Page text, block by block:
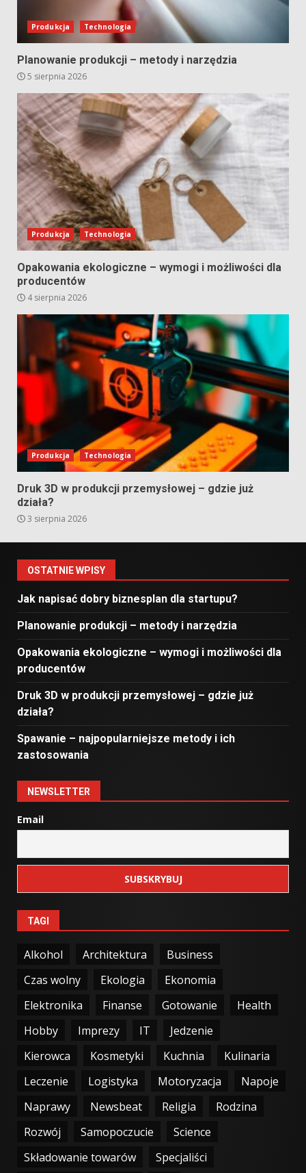
Produkcja Technologia
Planowanie produkcji – metody i narzędzia
5 sierpnia 2026
Produkcja Technologia
Opakowania ekologiczne – wymogi i możliwości dla
producentów
4 sierpnia 2026
Produkcja Technologia
Druk 3D w produkcji przemysłowej – gdzie już
działa?
3 sierpnia 2026
OSTATNIE WPISY
Jak napisać dobry biznesplan dla startupu?
Planowanie produkcji – metody i narzędzia
Opakowania ekologiczne – wymogi i możliwości dla
producentów
Druk 3D w produkcji przemysłowej – gdzie już
działa?
Spawanie – najpopularniejsze metody i ich
zastosowania
NEWSLETTER
Email
TAGI
Alkohol Architektura
Business
Czas wolny
Ekologia
Ekonomia
Elektronika
Finanse Gotowanie
Health
Hobby
Imprezy IT
Jedzenie
Kierowca
Kosmetyki Kuchnia
Kulinaria
Leczenie
Logistyka Motoryzacja
Napoje
Naprawy
Newsbeat Religia
Rodzina
Rozwój
Samopoczucie
Science
Składowanie towarów
Specjaliści